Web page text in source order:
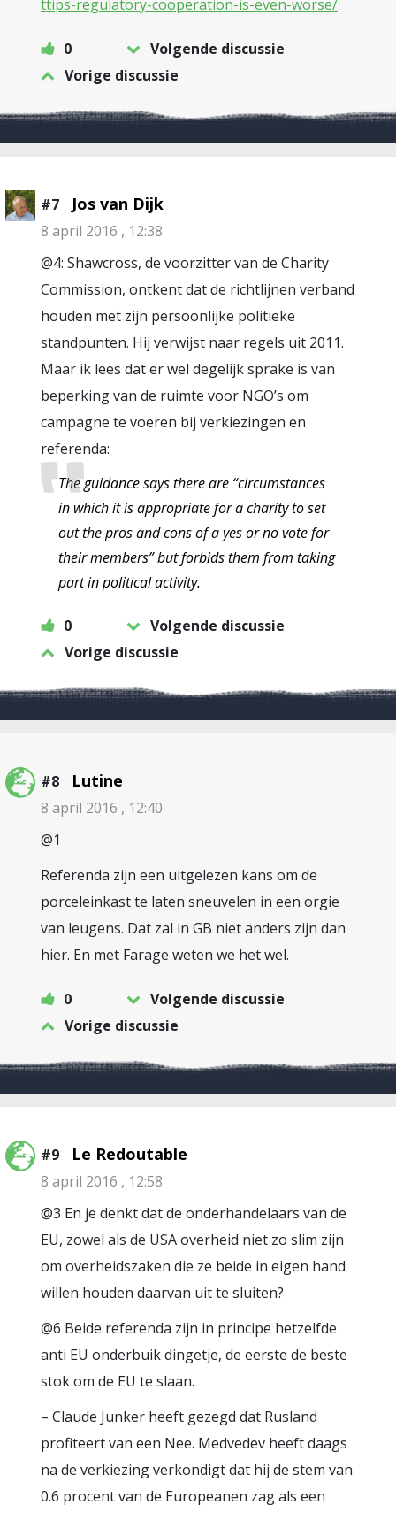
ttips-regulatory-cooperation-is-even-worse/
0
Volgende discussie
Vorige discussie
#7 Jos van Dijk
8 april 2016 , 12:38
@4: Shawcross, de voorzitter van de Charity
Commission, ontkent dat de richtlijnen verband
houden met zijn persoonlijke politieke
standpunten. Hij verwijst naar regels uit 2011.
Maar ik lees dat er wel degelijk sprake is van
beperking van de ruimte voor NGO’s om
campagne te voeren bij verkiezingen en
referenda:
The guidance says there are “circumstances
in which it is appropriate for a charity to set
out the pros and cons of a yes or no vote for
their members” but forbids them from taking
part in political activity.
0
Volgende discussie
Vorige discussie
#8 Lutine
8 april 2016 , 12:40
@1
Referenda zijn een uitgelezen kans om de
porceleinkast te laten sneuvelen in een orgie
van leugens. Dat zal in GB niet anders zijn dan
hier. En met Farage weten we het wel.
0
Volgende discussie
Vorige discussie
#9 Le Redoutable
8 april 2016 , 12:58
@3 En je denkt dat de onderhandelaars van de
EU, zowel als de USA overheid niet zo slim zijn
om overheidszaken die ze beide in eigen hand
willen houden daarvan uit te sluiten?
@6 Beide referenda zijn in principe hetzelfde
anti EU onderbuik dingetje, de eerste de beste
stok om de EU te slaan.
– Claude Junker heeft gezegd dat Rusland
profiteert van een Nee. Medvedev heeft daags
na de verkiezing verkondigt dat hij de stem van
0.6 procent van de Europeanen zag als een